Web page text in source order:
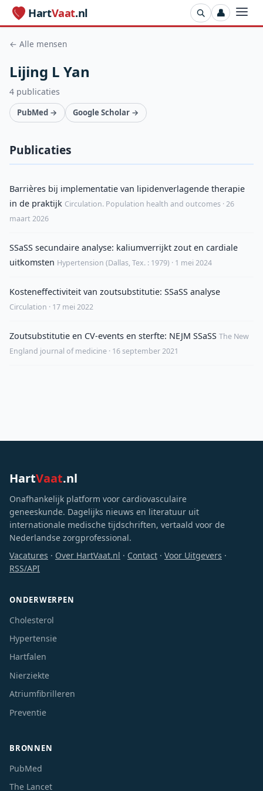
HartVaat.nl 👤
← Alle mensen
Lijing L Yan
4 publicaties
PubMed → Google Scholar →
Publicaties
Barrières bij implementatie van lipidenverlagende therapie
in de praktijk Circulation. Population health and outcomes · 26
maart 2026
SSaSS secundaire analyse: kaliumverrijkt zout en cardiale
uitkomsten Hypertension (Dallas, Tex. : 1979) · 1 mei 2024
Kosteneffectiviteit van zoutsubstitutie: SSaSS analyse
Circulation · 17 mei 2022
Zoutsubstitutie en CV-events en sterfte: NEJM SSaSS The New
England journal of medicine · 16 september 2021
HartVaat.nl
Onafhankelijk platform voor cardiovasculaire
geneeskunde. Dagelijks nieuws en literatuur uit
internationale medische tijdschriften, vertaald voor de
Nederlandse zorgprofessional.
Vacatures · Over HartVaat.nl · Contact · Voor Uitgevers ·
RSS/API
ONDERWERPEN
Cholesterol
Hypertensie
Hartfalen
Nierziekte
Atriumfibrilleren
Preventie
BRONNEN
PubMed
The Lancet